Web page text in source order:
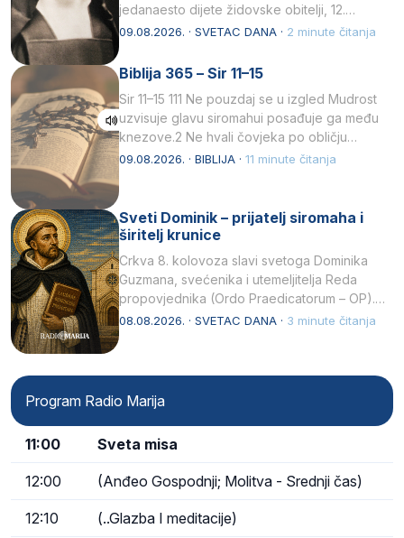
jedanaesto dijete židovske obitelji, 12.
listopada 1891, u Wrocławu…
09.08.2026. · SVETAC DANA · 2 minute čitanja
Biblija 365 – Sir 11–15
Sir 11–15 111 Ne pouzdaj se u izgled Mudrost
uzvisuje glavu siromahui posađuje ga među
knezove.2 Ne hvali čovjeka po obličju
njegovui…
09.08.2026. · BIBLIJA · 11 minute čitanja
Sveti Dominik – prijatelj siromaha i
širitelj krunice
Crkva 8. kolovoza slavi svetoga Dominika
Guzmana, svećenika i utemeljitelja Reda
propovjednika (Ordo Praedicatorum – OP).
Svojim životom, dubokom ljubavlju prema
08.08.2026. · SVETAC DANA · 3 minute čitanja
Program Radio Marija
11:00 Sveta misa
12:00 (Anđeo Gospodnji; Molitva - Srednji čas)
12:10 (..Glazba I meditacije)